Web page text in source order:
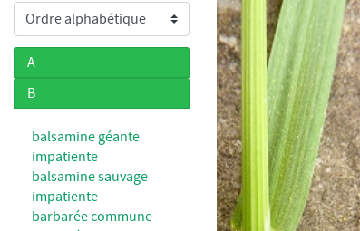
A
B
balsamine géante
impatiente
balsamine sauvage
impatiente
barbarée commune